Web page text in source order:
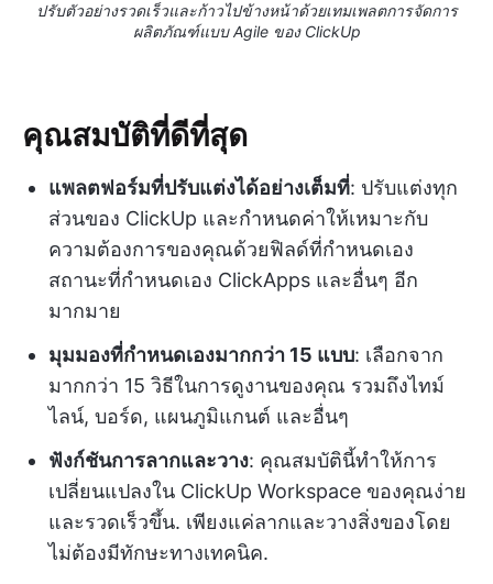
ปรับตัวอย่างรวดเร็วและก้าวไปข้างหน้าด้วยเทมเพลตการจัดการ
ผลิตภัณฑ์แบบ Agile ของ ClickUp
คุณสมบัติที่ดีที่สุด
แพลตฟอร์มที่ปรับแต่งได้อย่างเต็มที่: ปรับแต่งทุก
ส่วนของ ClickUp และกำหนดค่าให้เหมาะกับ
ความต้องการของคุณด้วยฟิลด์ที่กำหนดเอง
สถานะที่กำหนดเอง ClickApps และอื่นๆ อีก
มากมาย
มุมมองที่กำหนดเองมากกว่า 15 แบบ: เลือกจาก
มากกว่า 15 วิธีในการดูงานของคุณ รวมถึงไทม์
ไลน์, บอร์ด, แผนภูมิแกนต์ และอื่นๆ
ฟังก์ชันการลากและวาง: คุณสมบัตินี้ทำให้การ
เปลี่ยนแปลงใน ClickUp Workspace ของคุณง่าย
และรวดเร็วขึ้น. เพียงแค่ลากและวางสิ่งของโดย
ไม่ต้องมีทักษะทางเทคนิค.